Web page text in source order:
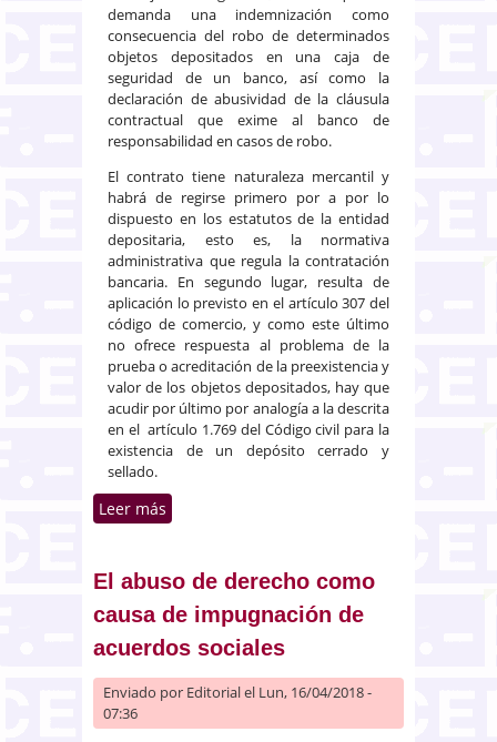
demanda una indemnización como
consecuencia del robo de determinados
objetos depositados en una caja de
seguridad de un banco, así como la
declaración de abusividad de la cláusula
contractual que exime al banco de
responsabilidad en casos de robo.
El contrato tiene naturaleza mercantil y
habrá de regirse primero por a por lo
dispuesto en los estatutos de la entidad
depositaria, esto es, la normativa
administrativa que regula la contratación
bancaria. En segundo lugar, resulta de
aplicación lo previsto en el artículo 307 del
código de comercio, y como este último
no ofrece respuesta al problema de la
prueba o acreditación de la preexistencia y
valor de los objetos depositados, hay que
acudir por último por analogía a la descrita
en el artículo 1.769 del Código civil para la
existencia de un depósito cerrado y
sellado.
Leer más
seguridad
El abuso de derecho como
causa de impugnación de
acuerdos sociales
Enviado por Editorialel Lun, 16/04/2018 -
07:36